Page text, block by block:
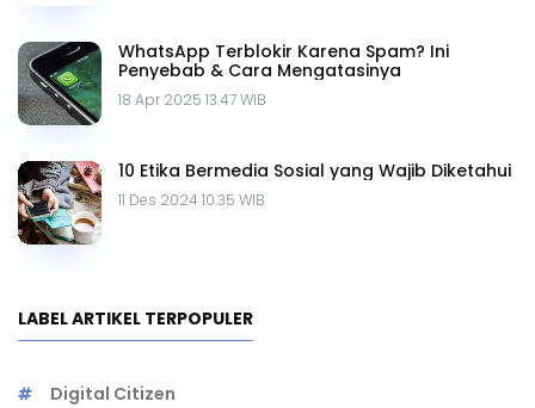
WhatsApp Terblokir Karena Spam? Ini
Penyebab & Cara Mengatasinya
18 Apr 2025 13.47 WIB
10 Etika Bermedia Sosial yang Wajib Diketahui
11 Des 2024 10.35 WIB
LABEL ARTIKEL TERPOPULER
Digital Citizen